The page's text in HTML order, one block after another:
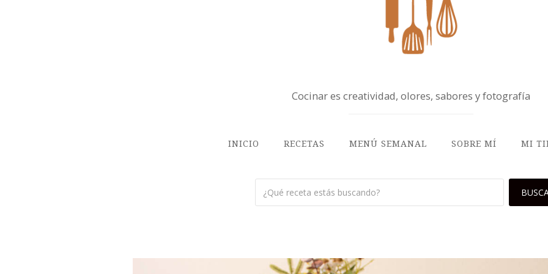
Cocinar es creatividad, olores, sabores y fotografía
INICIO RECETAS MENÚ SEMANAL SOBRE MÍ MI